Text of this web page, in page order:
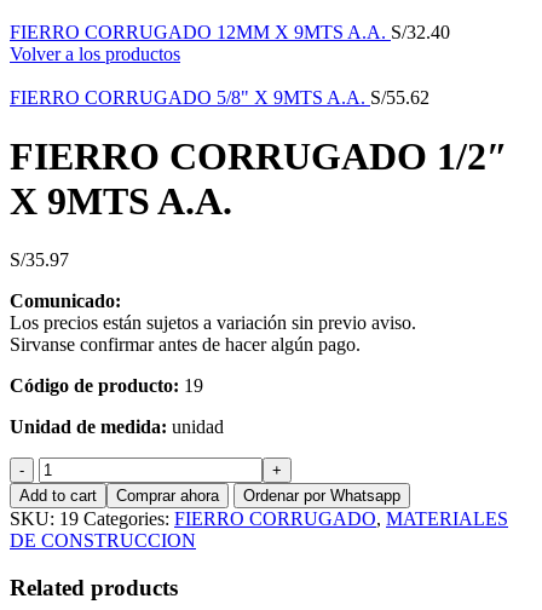
FIERRO CORRUGADO 12MM X 9MTS A.A. S/32.40
Volver a los productos
FIERRO CORRUGADO 5/8" X 9MTS A.A. S/55.62
FIERRO CORRUGADO 1/2″
X 9MTS A.A.
S/35.97
Comunicado:
Los precios están sujetos a variación sin previo aviso.
Sirvanse confirmar antes de hacer algún pago.
Código de producto: 19
Unidad de medida: unidad
FIERRO
CORRUGADO
1/2"
X
9MTS
A.A.
quantity
Add to cart Comprar ahora Ordenar por Whatsapp
SKU: 19 Categories: FIERRO CORRUGADO, MATERIALES
DE CONSTRUCCION
Related products